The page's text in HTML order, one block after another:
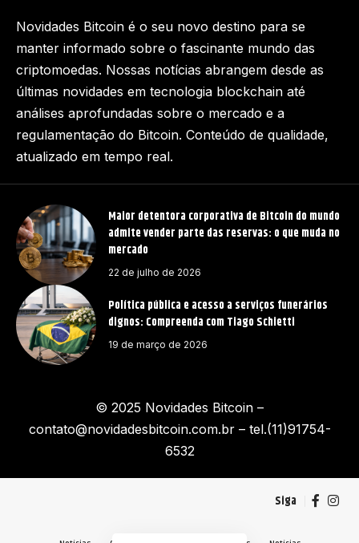
Maior detentora corporativa de Bitcoin do mundo
admite vender parte das reservas: o que muda no
mercado
22 de julho de 2026
Política pública e acesso a serviços funerários
dignos: Compreenda com Tiago Schietti
19 de março de 2026
Novidades Bitcoin é o seu novo destino para se
manter informado sobre o fascinante mundo das
criptomoedas. Nossas notícias abrangem desde as
últimas novidades em tecnologia blockchain até
análises aprofundadas sobre o mercado e a
regulamentação do Bitcoin. Conteúdo de qualidade,
atualizado em tempo real.
© 2025 Novidades Bitcoin –
contato@novidadesbitcoin.com.br– tel.(11)91754-
6532
Siga